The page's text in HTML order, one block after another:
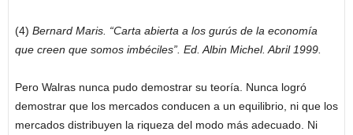
(4) Bernard Maris. “Carta abierta a los gurús de la economía
que creen que somos imbéciles”. Ed. Albin Michel. Abril 1999.
Pero Walras nunca pudo demostrar su teoría. Nunca logró
demostrar que los mercados conducen a un equilibrio, ni que los
mercados distribuyen la riqueza del modo más adecuado. Ni